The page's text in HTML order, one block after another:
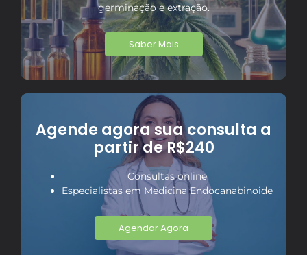
germinação e extração.
Saber Mais
Agende agora sua consulta a
partir de R$240
Consultas online
Especialistas em Medicina Endocanabinoide
Agendar Agora